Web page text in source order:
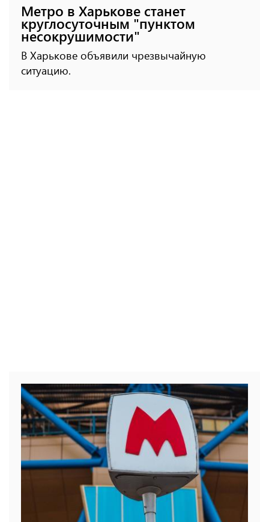
Метро в Харькове станет
круглосуточным "пунктом
несокрушимости"
В Харькове объявили чрезвычайную
ситуацию.